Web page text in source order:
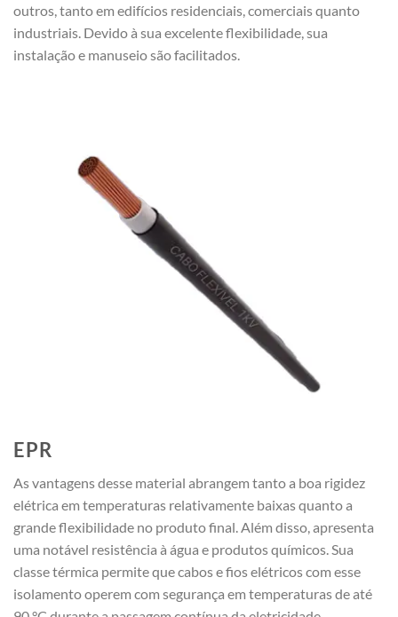
outros, tanto em edifícios residenciais, comerciais quanto
industriais. Devido à sua excelente flexibilidade, sua
instalação e manuseio são facilitados.
EPR
As vantagens desse material abrangem tanto a boa rigidez
elétrica em temperaturas relativamente baixas quanto a
grande flexibilidade no produto final. Além disso, apresenta
uma notável resistência à água e produtos químicos. Sua
classe térmica permite que cabos e fios elétricos com esse
isolamento operem com segurança em temperaturas de até